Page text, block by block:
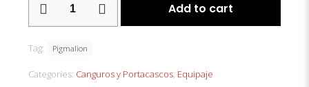
NEGRO
Add to cart
Tag: Pigmalion
Categories: Canguros y Portacascos, Equipaje